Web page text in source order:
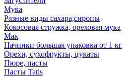
Мука
Разные виды сахара,сиропы
Кокосовая стружка, ореховая мука
Мак
Начинки большая упаковка от 1 кг
Орехи, сухофрукты, цукаты
Пюре, пасты
Пасты Tatis